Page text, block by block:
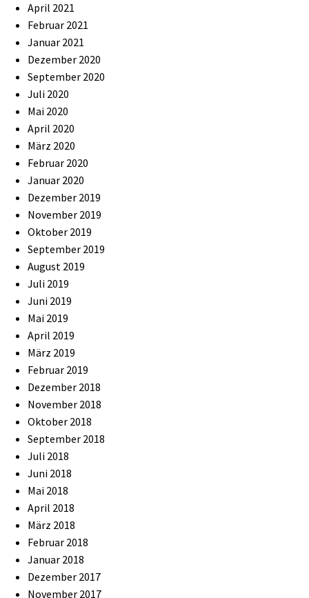
April 2021
Februar 2021
Januar 2021
Dezember 2020
September 2020
Juli 2020
Mai 2020
April 2020
März 2020
Februar 2020
Januar 2020
Dezember 2019
November 2019
Oktober 2019
September 2019
August 2019
Juli 2019
Juni 2019
Mai 2019
April 2019
März 2019
Februar 2019
Dezember 2018
November 2018
Oktober 2018
September 2018
Juli 2018
Juni 2018
Mai 2018
April 2018
März 2018
Februar 2018
Januar 2018
Dezember 2017
November 2017